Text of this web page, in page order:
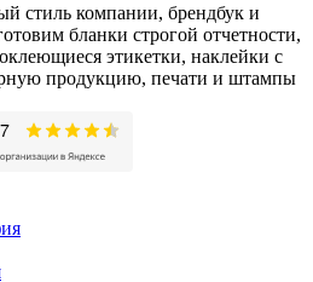
стиль компании, брендбук и
бланки строгой отчетности,
этикетки, наклейки с
продукцию, печати и штампы